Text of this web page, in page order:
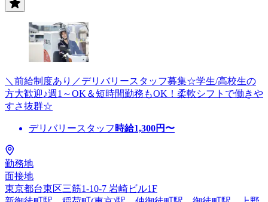
＼前給制度あり／デリバリースタッフ募集☆学生/高校生の
方大歓迎♪週1～OK＆短時間勤務もOK！柔軟シフトで働きや
すさ抜群☆
デリバリースタッフ 時給1,300円〜
勤務地
面接地
東京都台東区三筋1-10-7 岩崎ビル1F